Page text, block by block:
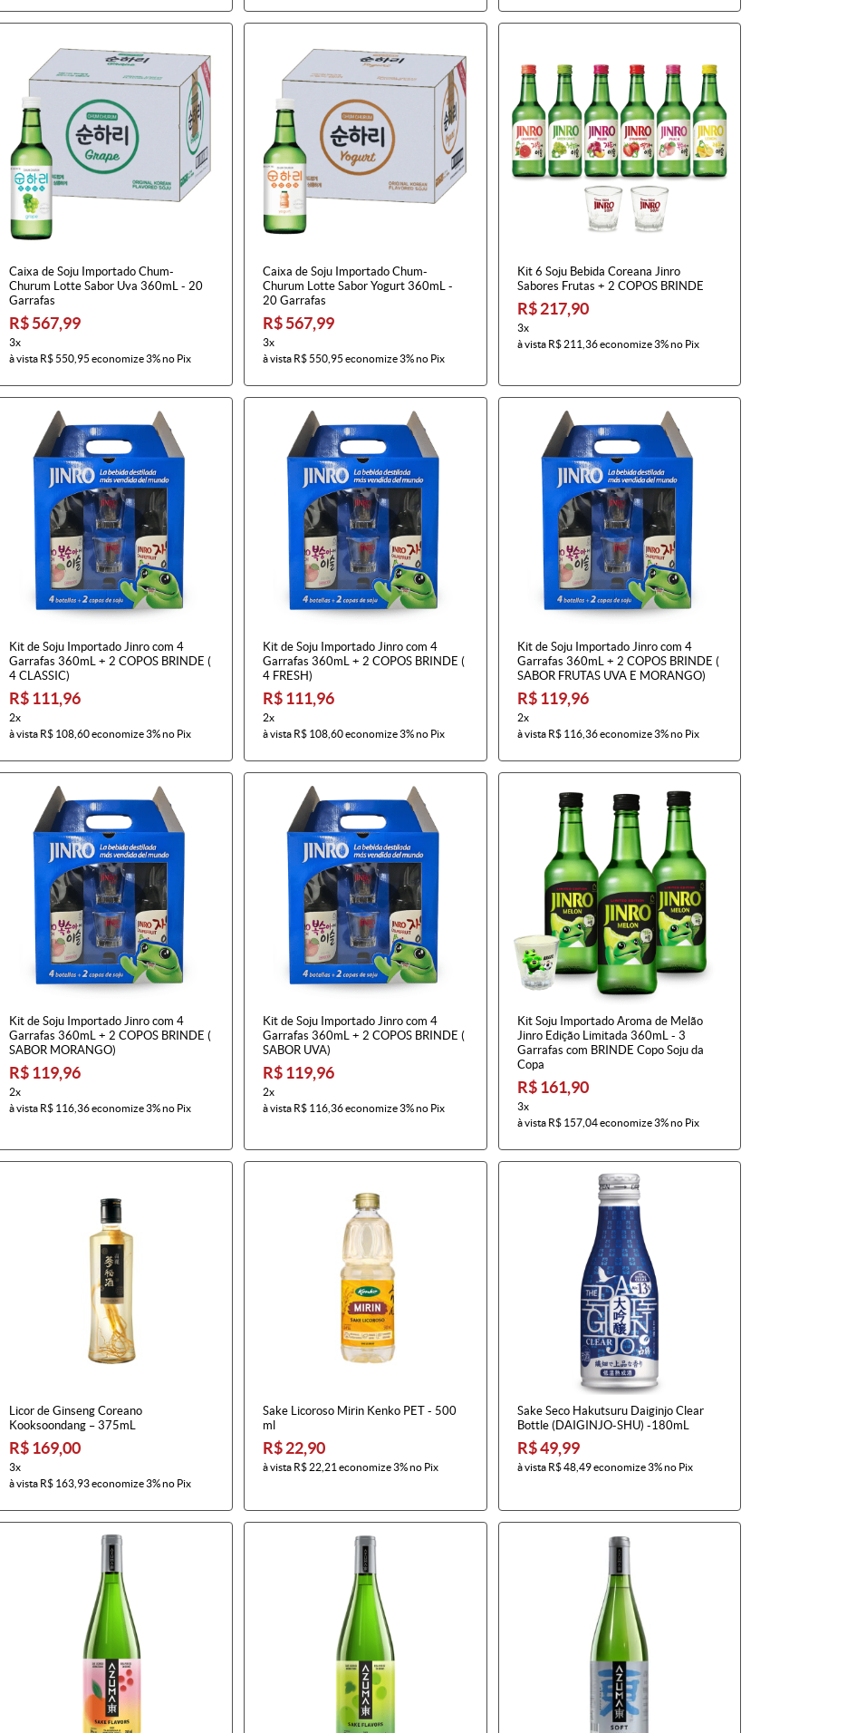
Caixa de Soju Importado Chum-
Churum Lotte Sabor Uva 360mL - 20
Garrafas
R$ 567,99
3x
à vista R$ 550,95 economize3%no Pix
Caixa de Soju Importado Chum-
Churum Lotte Sabor Yogurt 360mL -
20 Garrafas
R$ 567,99
3x
à vista R$ 550,95 economize3%no Pix
Kit 6 Soju Bebida Coreana Jinro
Sabores Frutas + 2 COPOS BRINDE
R$ 217,90
3x
à vista R$ 211,36economize3%no Pix
Kit de Soju Importado Jinro com 4
Garrafas 360mL + 2 COPOS BRINDE (
4 CLASSIC)
R$ 111,96
2x
à vista R$ 108,60economize3%no Pix
Kit de Soju Importado Jinro com 4
Garrafas 360mL + 2 COPOS BRINDE (
4 FRESH)
R$ 111,96
2x
à vista R$ 108,60economize3%no Pix
Kit de Soju Importado Jinro com 4
Garrafas 360mL + 2 COPOS BRINDE (
SABOR FRUTAS UVA E MORANGO)
R$ 119,96
2x
à vista R$ 116,36economize3%no Pix
Kit de Soju Importado Jinro com 4
Garrafas 360mL + 2 COPOS BRINDE (
SABOR MORANGO)
R$ 119,96
2x
à vista R$ 116,36economize3%no Pix
Kit de Soju Importado Jinro com 4
Garrafas 360mL + 2 COPOS BRINDE (
SABOR UVA)
R$ 119,96
2x
à vista R$ 116,36economize3%no Pix
Kit Soju Importado Aroma de Melão
Jinro Edição Limitada 360mL - 3
Garrafas com BRINDE Copo Soju da
Copa
R$ 161,90
3x
à vista R$ 157,04economize3%no Pix
Licor de Ginseng Coreano
Kooksoondang – 375mL
R$ 169,00
3x
à vista R$ 163,93economize3%no Pix
Sake Licoroso Mirin Kenko PET - 500
ml
R$ 22,90
à vista R$ 22,21 economize3%no Pix
Sake Seco Hakutsuru Daiginjo Clear
Bottle (DAIGINJO-SHU) -180mL
R$ 49,99
à vista R$ 48,49economize3%no Pix